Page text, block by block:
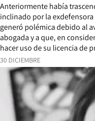
30 DICIEMBRE
Anteriormente había
inclinado por la
generó polémica debido al
abogada y a que, en
hacer uso de su licencia de